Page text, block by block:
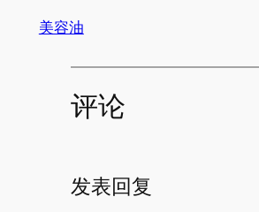
美容油
评论
发表回复